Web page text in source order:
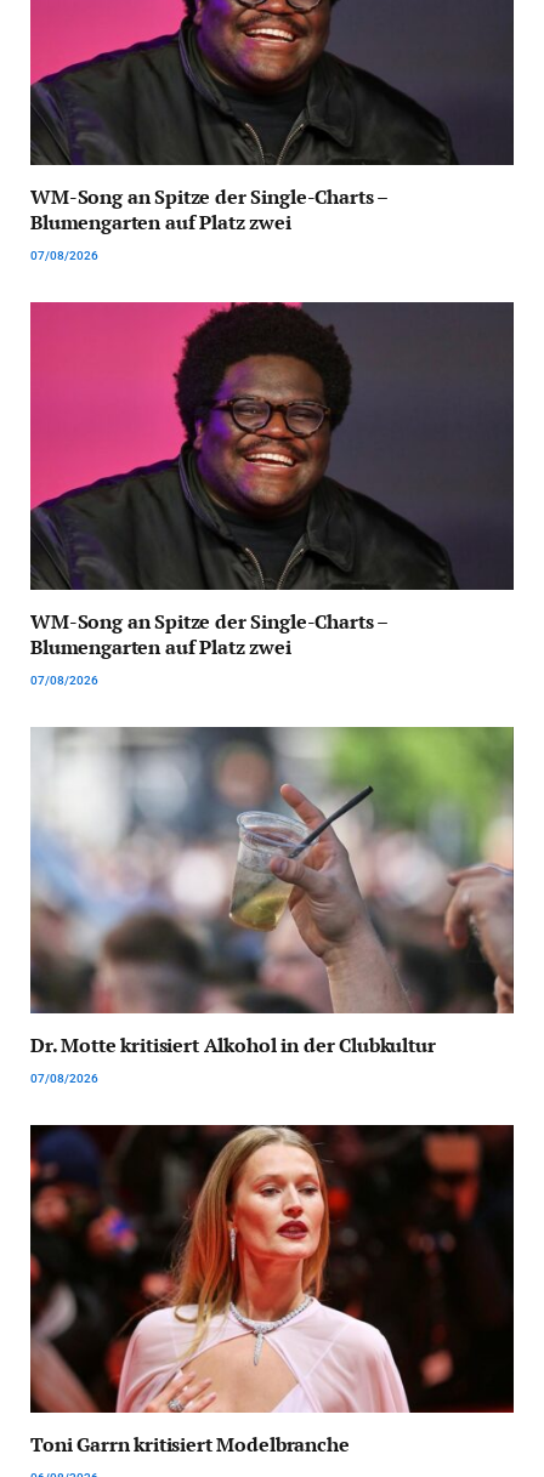
WM-Song an Spitze der Single-Charts –
Blumengarten auf Platz zwei
07/08/2026
WM-Song an Spitze der Single-Charts –
Blumengarten auf Platz zwei
07/08/2026
Dr. Motte kritisiert Alkohol in der Clubkultur
07/08/2026
Toni Garrn kritisiert Modelbranche